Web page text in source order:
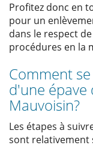
Profitez donc en
pour un
dans le respect
procédures en la
Comment
d'une épave
Mauvoisin?
Les étapes à
sont relativement